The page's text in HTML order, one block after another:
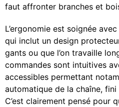
faut affronter branches et
L’ergonomie est soignée
qui inclut un design
gants ou que l’on travaille
commandes sont intuitives
accessibles permettant
automatique de la chaîne,
C’est clairement pensé pour